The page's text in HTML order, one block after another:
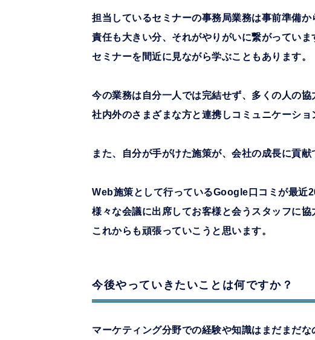
担当しているセミナーの事務局業務は事前準備
責任も大きい分、それがやりがいに繋がっていま
セミナーを間近に見ながら学ぶこともあります。
今の業務は自分一人では完結せず、多くの人の協
社内外のさまざまな方と連携しコミュニケーシ
また、自分が手がけた施策が、会社の成長に貢
Web施策として行っているGoogle口コミが最近
様々な会議に出席してお客様と会うスタッフに
これからも頑張っていこうと思います。
今後やっていきたいことは何ですか？
マーケティング分野での経験や知識はまだまだ